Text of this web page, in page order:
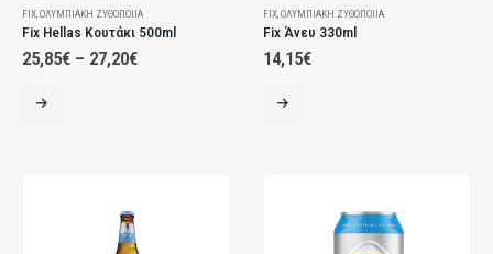
FIX,ΟΛΥΜΠΙΑΚΉ ΖΥΘΟΠΟΙΊΑ
Fix Hellas Κουτάκι 500ml
25,85€ – 27,20€
FIX,ΟΛΥΜΠΙΑΚΉ ΖΥΘΟΠΟΙΊΑ
Fix Άνευ 330ml
14,15€